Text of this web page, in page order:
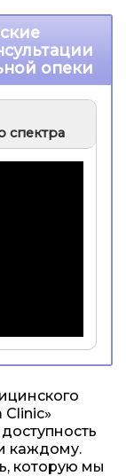
опеки
спектра
Clinic»
каждому.
которую мы